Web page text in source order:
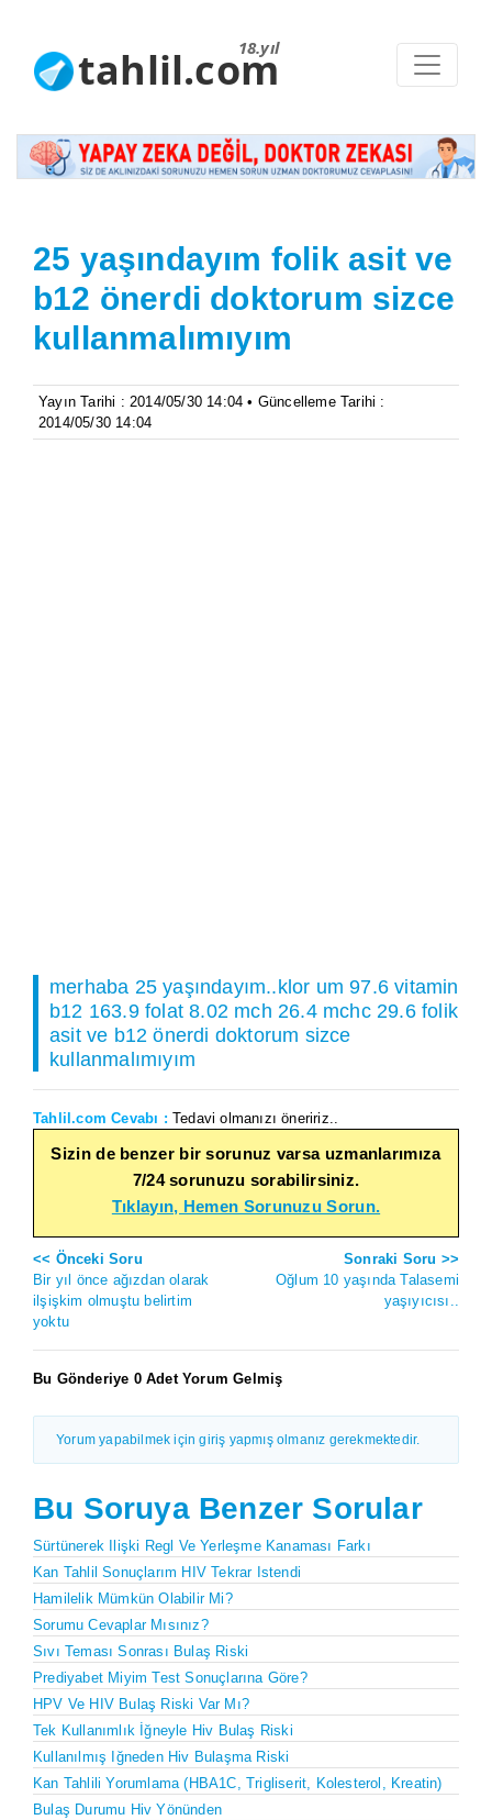
18.yıl
tahlil.com
25 yaşındayım folik asit ve
b12 önerdi doktorum sizce
kullanmalımıyım
Yayın Tarihi : 2014/05/30 14:04 • Güncelleme Tarihi :
2014/05/30 14:04
merhaba 25 yaşındayım..klor um 97.6 vitamin
b12 163.9 folat 8.02 mch 26.4 mchc 29.6 folik
asit ve b12 önerdi doktorum sizce
kullanmalımıyım
Tahlil.com Cevabı : Tedavi olmanızı öneririz..
Sizin de benzer bir sorunuz varsa uzmanlarımıza
7/24 sorunuzu sorabilirsiniz.
Tıklayın, Hemen Sorunuzu Sorun.
<< Önceki Soru
Bir yıl önce ağızdan olarak
ilşişkim olmuştu belirtim
yoktu
Sonraki Soru >>
Oğlum 10 yaşında Talasemi
yaşıyıcısı..
Bu Gönderiye 0 Adet Yorum Gelmiş
Yorum yapabilmek için giriş yapmış olmanız gerekmektedir.
Bu Soruya Benzer Sorular
Sürtünerek Ilişki Regl Ve Yerleşme Kanaması Farkı
Kan Tahlil Sonuçlarım HIV Tekrar Istendi
Hamilelik Mümkün Olabilir Mi?
Sorumu Cevaplar Mısınız?
Sıvı Teması Sonrası Bulaş Riski
Prediyabet Miyim Test Sonuçlarına Göre?
HPV Ve HIV Bulaş Riski Var Mı?
Tek Kullanımlık İğneyle Hiv Bulaş Riski
Kullanılmış Iğneden Hiv Bulaşma Riski
Kan Tahlili Yorumlama (HBA1C, Trigliserit, Kolesterol, Kreatin)
Bulaş Durumu Hiv Yönünden